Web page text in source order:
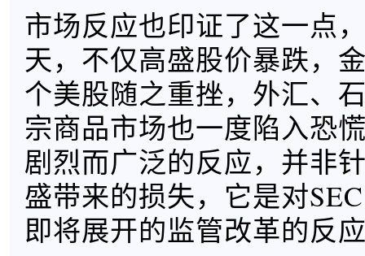
市场反应也印证了这一点
天，不仅高盛股价暴跌，
个美股随之重挫，外汇、
宗商品市场也一度陷入恐
剧烈而广泛的反应，并非
盛带来的损失，它是对
即将展开的监管改革的反